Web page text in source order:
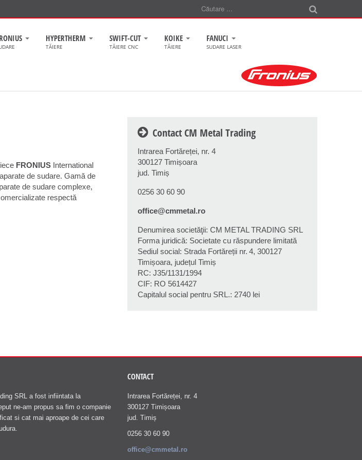
HYPERTHERM
TĂIERE
SWIFT-CUT
TĂIERE CNC
KOIKE
TĂIERE
FANUCI
SUDARE LASER
FRONIUS International
de sudare. Gamă de
de sudare complexe,
respectă
Contact CM Metal Trading
Intrarea Fortăreței, nr. 4
300127 Timișoara
jud. Timiș
0256 30 60 90
office@cmmetal.ro
Denumirea societăţii: CM METAL TRADING SRL
Forma juridică: Societate cu răspundere limitată
Sediul social: Strada Fortăreții nr. 4, 300127
Timișoara, județul Timiș
RC: J35/1131/1994
CIF: RO 5614427
Capitalul social pentru SRL.: 2740 lei
SRL a fost infiintata la
ne-am propus sa fim o companie
si cat mai aproape de cei care
CONTACT
Intrarea Fortăreței, nr. 4
300127 Timișoara
jud. Timiș
0256 30 60 90
office@cmmetal.ro